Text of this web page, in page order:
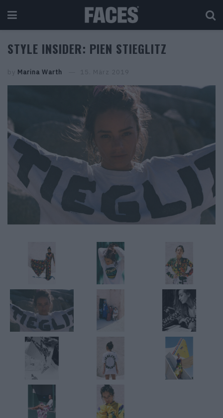
STYLE INSIDER: PIEN STIEGLITZ
by Marina Warth 15. März 2019